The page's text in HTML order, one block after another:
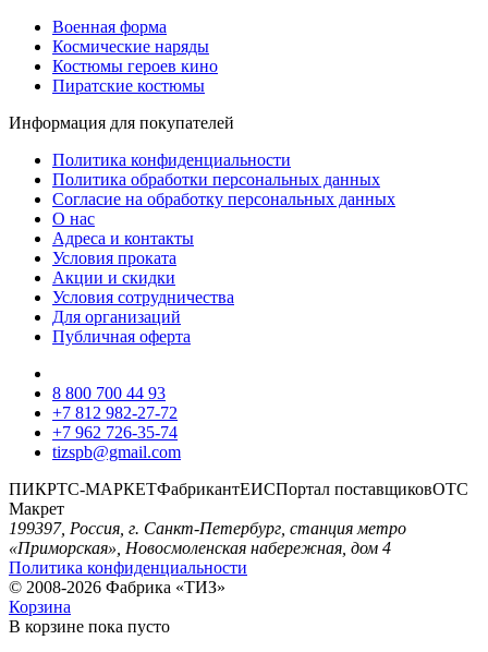
Военная форма
Космические наряды
Костюмы героев кино
Пиратские костюмы
Информация для покупателей
Политика конфиденциальности
Политика обработки персональных данных
Согласие на обработку персональных данных
О нас
Адреса и контакты
Условия проката
Акции и скидки
Условия сотрудничества
Для организаций
Публичная оферта
8 800 700 44 93
+7 812 982-27-72
+7 962 726-35-74
tizspb@gmail.com
ПИКРТС-МАРКЕТФабрикантЕИСПортал поставщиковОТС
Макрет
199397, Россия, г. Санкт-Петербург, станция метро
«Приморская», Новосмоленская набережная, дом 4
Политика конфиденциальности
© 2008-2026 Фабрика «ТИЗ»
Корзина
В корзине пока пусто